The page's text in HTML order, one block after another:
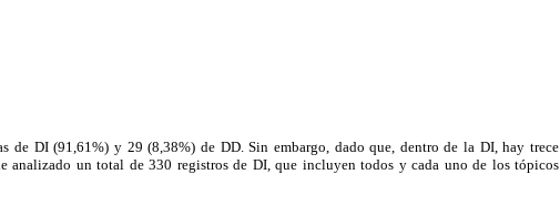
de DI (91,61%) y 29 (8,38%) de DD. Sin embargo, dado que, dentro de la DI, hay trece
analizado un total de 330 registros de DI, que incluyen todos y cada uno de los tópicos